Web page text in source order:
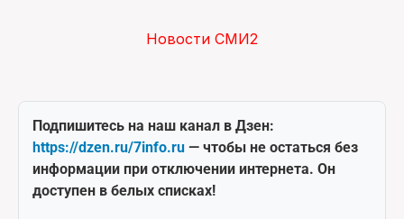
Новости СМИ2
Подпишитесь на наш канал в Дзен:
https://dzen.ru/7info.ru — чтобы не остаться без
информации при отключении интернета. Он
доступен в белых списках!